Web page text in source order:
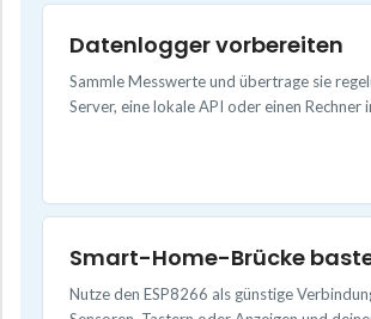
Datenlogger vorbereiten
Sammle Messwerte und übertrage sie
Server, eine lokale API oder einen Rechner
Smart-Home-Brücke
Nutze den ESP8266 als günstige